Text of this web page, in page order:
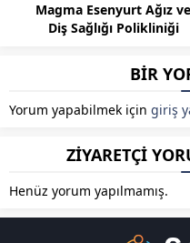
Magma Esenyurt Ağız ve
Diş Sağlığı Polikliniği
BİR
Yorum yapabilmek için giriş
ZİYARETÇİ
Henüz yorum yapılmamış.